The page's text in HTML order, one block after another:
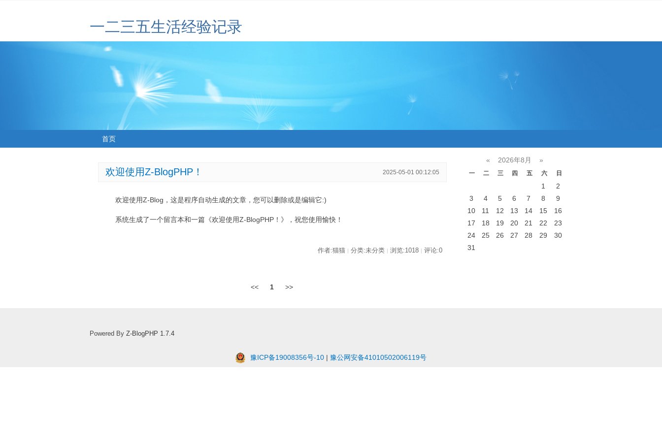
一二三五生活经验记录
首页
欢迎使用Z-BlogPHP！ 2025-05-01 00:12:05
欢迎使用Z-Blog，这是程序自动生成的文章，您可以删除或是编辑它:)
系统生成了一个留言本和一篇《欢迎使用Z-BlogPHP！》，祝您使用愉快！
作者:猫猫 | 分类:未分类 | 浏览:1018 | 评论:0
<< 1 >>
« 2026年8月 »
一 二 三 四 五 六 日
1
2
3
4 5 6 7 8
9
10
11 12 13 14 15
16
17
18 19 20 21 22
23
24
25 26 27 28 29
30
31
Powered By Z-BlogPHP 1.7.4
豫ICP备19008356号-10 | 豫公网安备41010502006119号